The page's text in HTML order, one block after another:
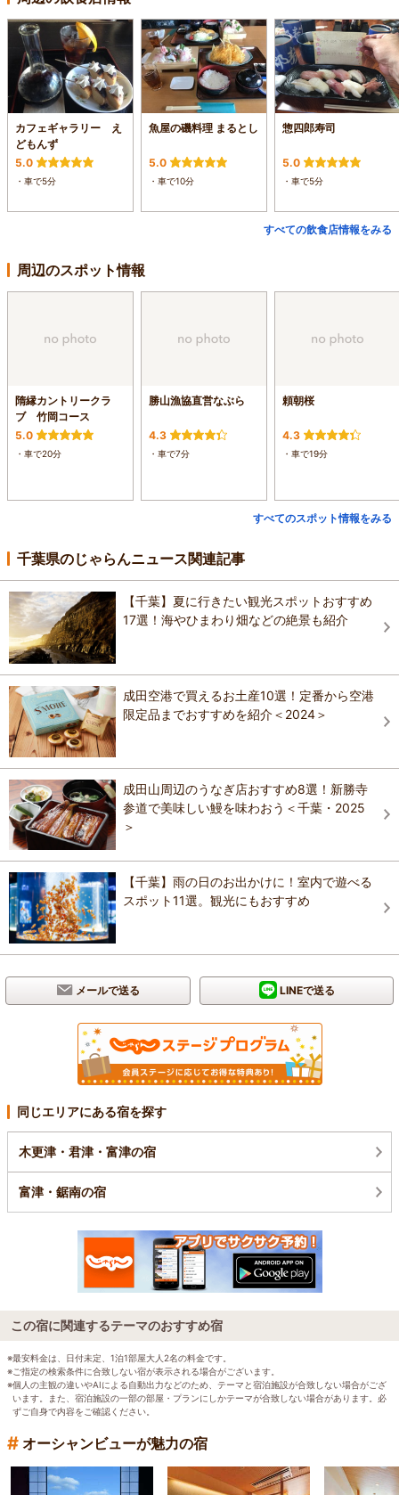
カフェギャラリー え
どもんず
5.0
・車で5分
魚屋の磯料理 まるとし
5.0
・車で10分
惣四郎寿司
5.0
・車で5分
すべての飲食店情報をみる
周辺のスポット情報
隋縁カントリークラ
ブ 竹岡コース
5.0
・車で20分
勝山漁協直営なぶら
4.3
・車で7分
頼朝桜
4.3
・車で19分
すべてのスポット情報をみる
千葉県のじゃらんニュース関連記事
【千葉】夏に行きたい観光スポットおすすめ
17選！海やひまわり畑などの絶景も紹介
成田空港で買えるお土産10選！定番から空港
限定品までおすすめを紹介＜2024＞
成田山周辺のうなぎ店おすすめ8選！新勝寺
参道で美味しい鰻を味わおう＜千葉・2025
＞
【千葉】雨の日のお出かけに！室内で遊べる
スポット11選。観光にもおすすめ
メールで送る LINEで送る
同じエリアにある宿を探す
木更津・君津・富津の宿
富津・鋸南の宿
この宿に関連するテーマのおすすめ宿
※最安料金は、日付未定、1泊1部屋大人2名の料金です。
※ご指定の検索条件に合致しない宿が表示される場合がございます。
※個人の主観の違いやAIによる自動出力などのため、テーマと宿泊施設が合致しない場合がござ
います。また、宿泊施設の一部の部屋・プランにしかテーマが合致しない場合があります。必
ずご自身で内容をご確認ください。
# オーシャンビューが魅力の宿